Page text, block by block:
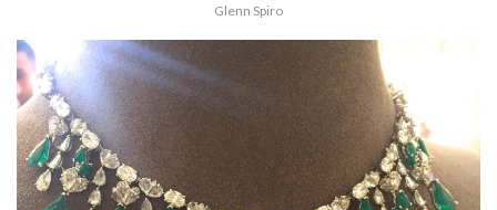
Glenn Spiro